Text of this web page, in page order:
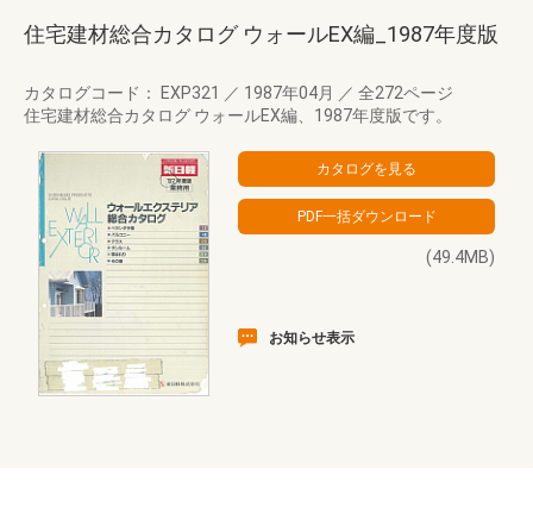
住宅建材総合カタログ ウォールEX編_1987年度版
カタログコード： EXP321 ／ 1987年04月 ／ 全272ページ
住宅建材総合カタログ ウォールEX編、1987年度版です。
(49.4MB)
お知らせ表示